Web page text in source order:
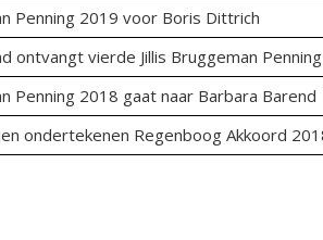
Penning 2019 voor Boris Dittrich
ontvangt vierde Jillis Bruggeman Penning
Penning 2018 gaat naar Barbara Barend
ondertekenen Regenboog Akkoord